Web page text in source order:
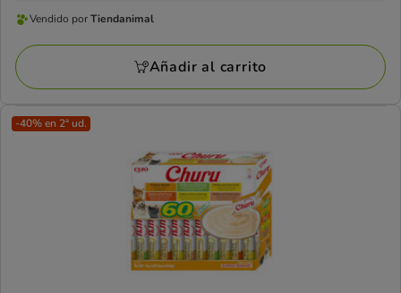
opiniones
a
Vendido
por
Tiendanimal
Vendido porTiendanimal
Añadir al carrito
-40% en 2ª ud.